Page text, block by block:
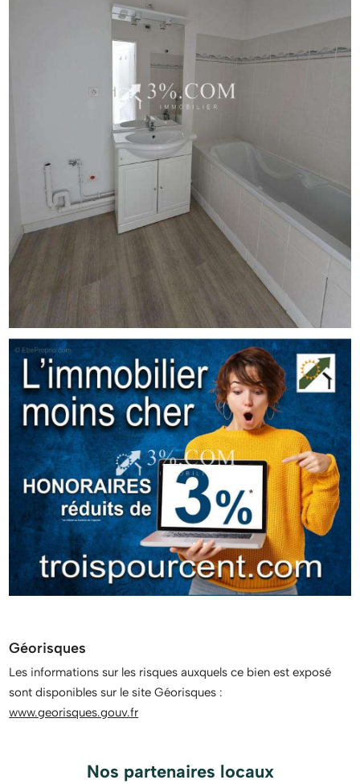
Géorisques
Les informations sur les risques auxquels ce bien est exposé
sont disponibles sur le site Géorisques :
www.georisques.gouv.fr
Nos partenaires locaux